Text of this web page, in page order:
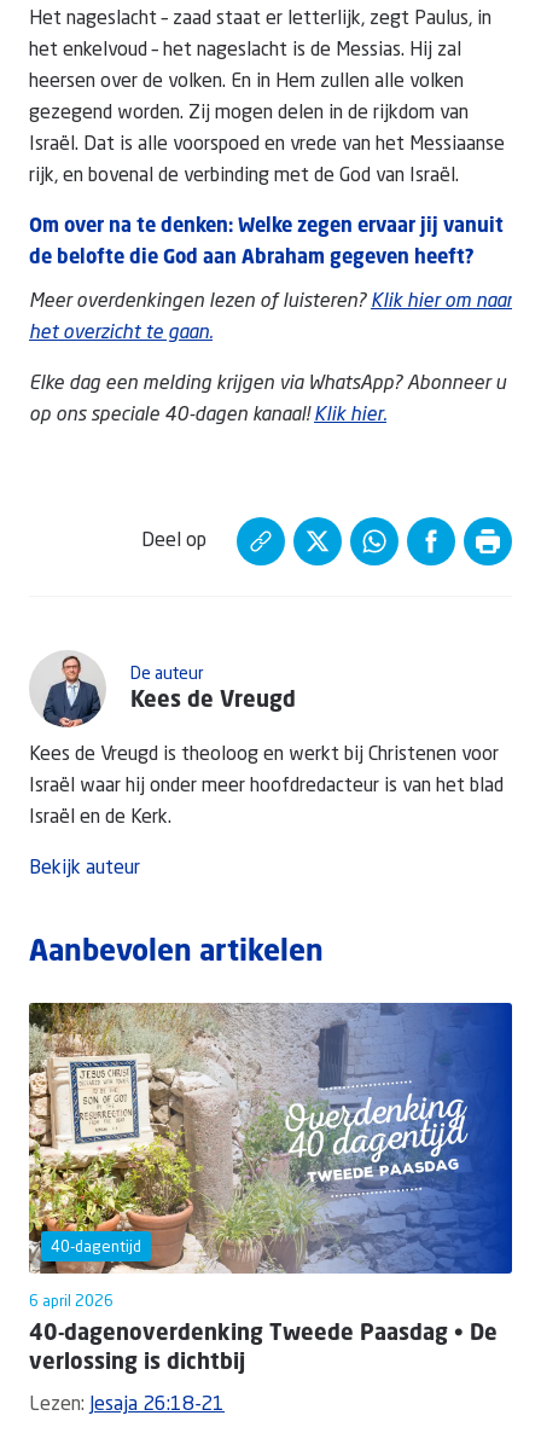
Het nageslacht – zaad staat er letterlijk, zegt Paulus, in
het enkelvoud – het nageslacht is de Messias. Hij zal
heersen over de volken. En in Hem zullen alle volken
gezegend worden. Zij mogen delen in de rijkdom van
Israël. Dat is alle voorspoed en vrede van het Messiaanse
rijk, en bovenal de verbinding met de God van Israël.
Om over na te denken: Welke zegen ervaar jij vanuit
de belofte die God aan Abraham gegeven heeft?
Meer overdenkingen lezen of luisteren? Klik hier om naar
het overzicht te gaan.
Elke dag een melding krijgen via WhatsApp? Abonneer u
op ons speciale 40-dagen kanaal! Klik hier.
De auteur
Kees de Vreugd
Kees de Vreugd is theoloog en werkt bij Christenen voor
Israël waar hij onder meer hoofdredacteur is van het blad
Israël en de Kerk.
Bekijk auteur
Deel op
Aanbevolen artikelen
40-dagentijd
6 april 2026
40-dagenoverdenking Tweede Paasdag • De
verlossing is dichtbij
Lezen: Jesaja 26:18-21